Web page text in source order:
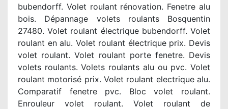
bubendorff. Volet roulant rénovation. Fenetre alu
bois. Dépannage volets roulants Bosquentin
27480. Volet roulant électrique bubendorff. Volet
roulant en alu. Volet roulant électrique prix. Devis
volet roulant. Volet roulant porte fenetre. Devis
volets roulants. Volets roulants alu ou pvc. Volet
roulant motorisé prix. Volet roulant electrique alu.
Comparatif fenetre pvc. Bloc volet roulant.
Enrouleur volet roulant. Volet roulant de